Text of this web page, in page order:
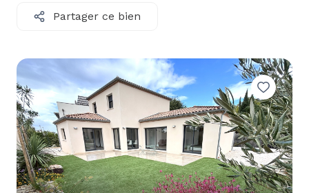
QUI
ALERTE
E-MAIL
CONTACT
Partager ce bien